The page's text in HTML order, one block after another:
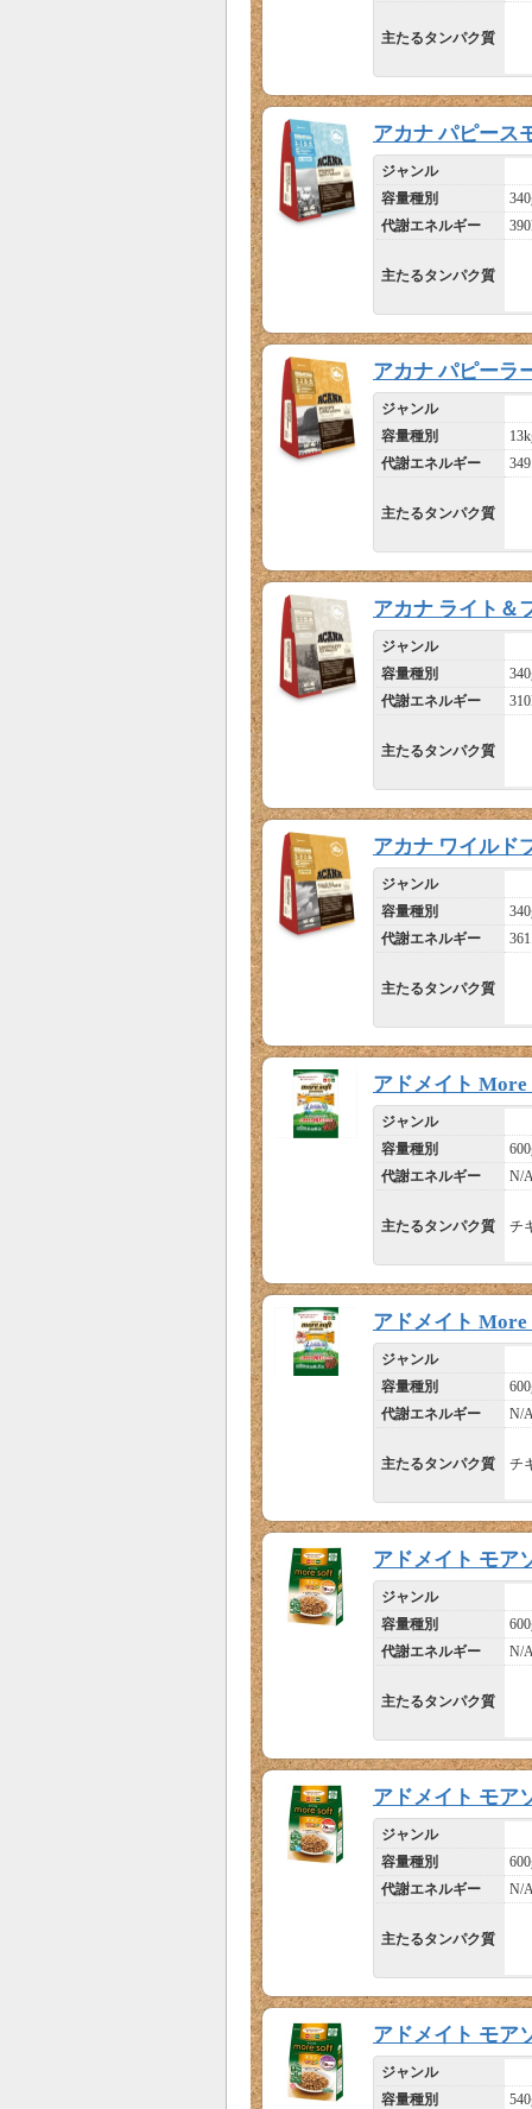
主たるタンパク質
アカナ パピース
ジャンル
容量種別
代謝エネルギー
主たるタンパク質
アカナ パピーラ
ジャンル
容量種別
代謝エネルギー
主たるタンパク質
アカナ ライト＆
ジャンル
容量種別
代謝エネルギー
主たるタンパク質
アカナ ワイルド
ジャンル
容量種別
代謝エネルギー
主たるタンパク質
アドメイト
ジャンル
容量種別
代謝エネルギー
N/
主たるタンパク質 チ
アドメイト
ジャンル
容量種別
代謝エネルギー
N/
主たるタンパク質 チ
アドメイト モア
ジャンル
容量種別
代謝エネルギー
N/
主たるタンパク質
アドメイト モア
ジャンル
容量種別
代謝エネルギー
N/
主たるタンパク質
アドメイト モア
ジャンル
容量種別